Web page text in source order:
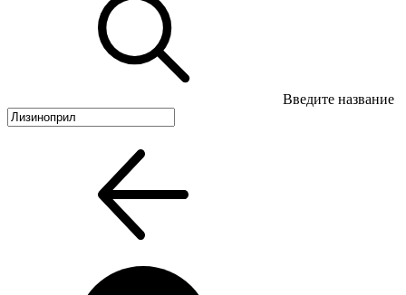
Введите название